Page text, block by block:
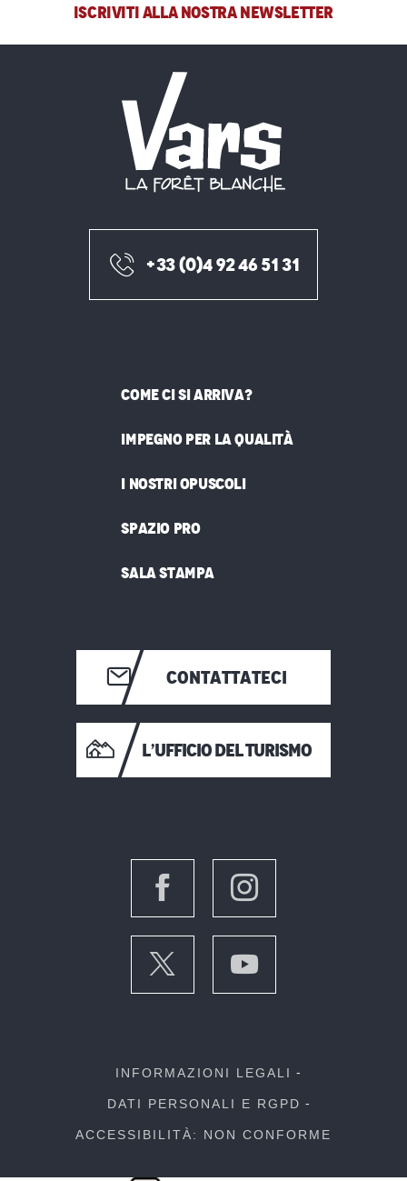
ISCRIVITI ALLA NOSTRA NEWSLETTER
+33 (0)4 92 46 51 31
COME CI SI ARRIVA?
IMPEGNO PER LA QUALITÀ
I NOSTRI OPUSCOLI
SPAZIO PRO
SALA STAMPA
CONTATTATECI
L’UFFICIO DEL TURISMO
INFORMAZIONI LEGALI
DATI PERSONALI E RGPD
ACCESSIBILITÀ: NON CONFORME